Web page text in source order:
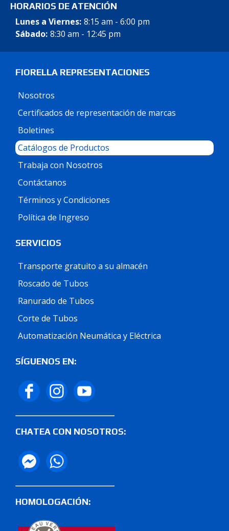
HORARIOS DE ATENCIÓN
Lunes a Viernes: 8:15 am - 6:00 pm
Sábado: 8:30 am - 12:45 pm
FIORELLA REPRESENTACIONES
Nosotros
Certificados de representación de marcas
Boletines
Catálogos de Productos
Trabaja con Nosotros
Contáctanos
Términos y Condiciones
Política de Ingreso
SERVICIOS
Transporte gratuito a su almacén
Roscado de Tubos
Ranurado de Tubos
Corte de Tubos
Automatización Neumática y Eléctrica
SÍGUENOS EN:
CHATEA CON NOSOTROS:
HOMOLOGACIÓN: